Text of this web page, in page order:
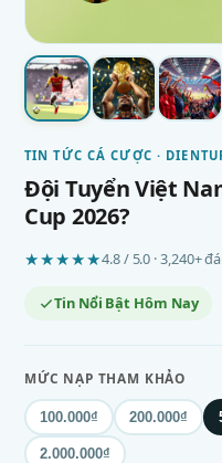
TIN TỨC CÁ CƯỢC ·
Đội Tuyển Việt
Cup 2026?
★★★★★4.8 / 5.0 · 3,240+
Tin Nổi Bật Hôm Nay
MỨC NẠP THAM KHẢO
100.000₫ 200.000₫
2.000.000₫